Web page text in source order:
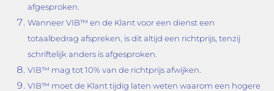
afgesproken.
Wanneer VIB™ en de Klant voor een dienst een
totaalbedrag afspreken, is dit altijd een richtprijs, tenzij
schriftelijk anders is afgesproken.
VIB™ mag tot 10% van de richtprijs afwijken.
VIB™ moet de Klant tijdig laten weten waarom een hogere